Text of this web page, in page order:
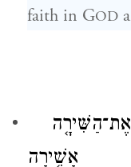
faith in GOD
אָשִׁ֤ירָה